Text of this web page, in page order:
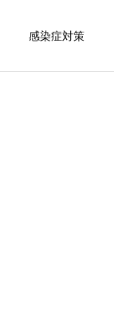
感染症対策